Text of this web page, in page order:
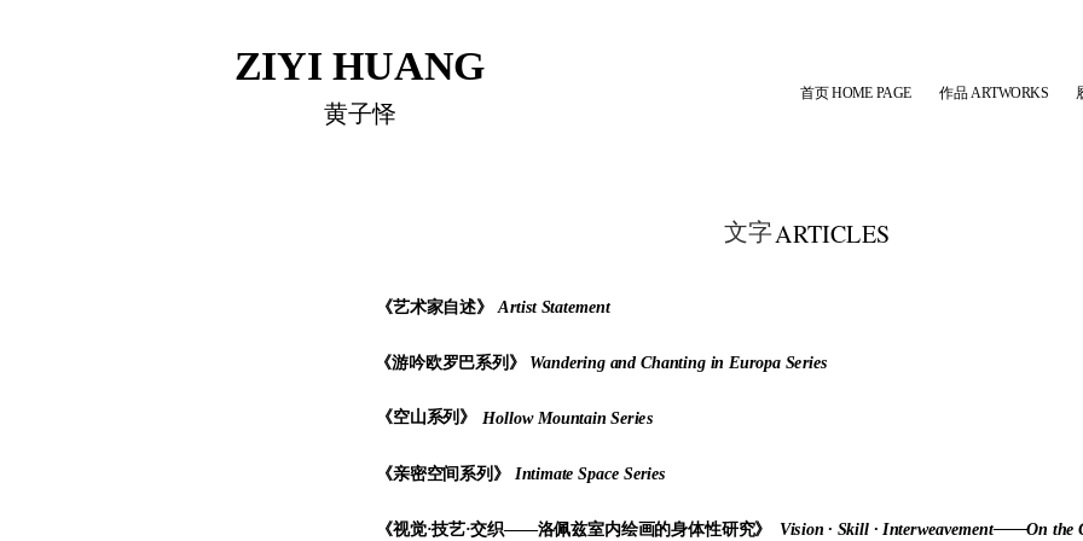
ZIYI HUANG
黄子怿
首页 HOME PAGE 作品 ARTWORKS
ARTICLES
文字
《艺术家自述》 Artist Statement
Hollow Mountain Series
《游吟欧罗巴系列》 Wandering and Chanting in Europa Series
《亲密空间系列》
《视觉·技艺·交织——洛佩兹室内绘画的身体性研究》 Vision · Skill · Interweavement——On
Intimate Space Series